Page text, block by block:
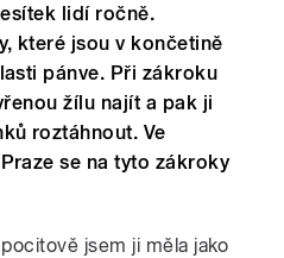
lidí ročně.
které jsou v končetině
pánve. Při zákroku
žílu najít a pak ji
roztáhnout. Ve
se na tyto zákroky
jsem ji měla jako